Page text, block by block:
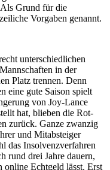
Grund für die
Vorgaben genannt.
unterschiedlichen
in der
Platz trennen. Denn
eine gute Saison spielt
von Joy-Lance
hat, blieben die Rot-
zurück. Ganze zwanzig
und Mitabsteiger
das Insolvenzverfahren
rund drei Jahre dauern,
online Echtgeld lässt. Erst